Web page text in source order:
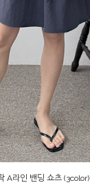
A라인 밴딩 쇼츠 (3color)